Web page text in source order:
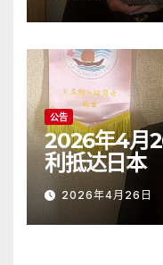
公告
2026年4月
利抵达日本
2026年4月26日